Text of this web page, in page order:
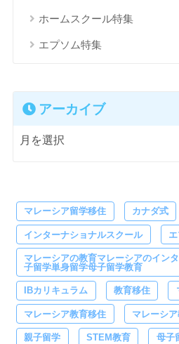
ホームスクール特集
エプソム特集
アーカイブ
マレーシア留学移住 カナダ式
インターナショナルスクール
マレーシアの教育マレーシアのイン
子留学単身留学母子留学教育
IBカリキュラム 教育移住
マレーシア教育移住 マレーシ
親子留学 STEM教育 母子